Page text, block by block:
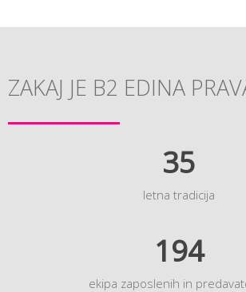
ZAKAJ JE B2 EDINA
35
letna tradicija
194
ekipa zaposlenih in